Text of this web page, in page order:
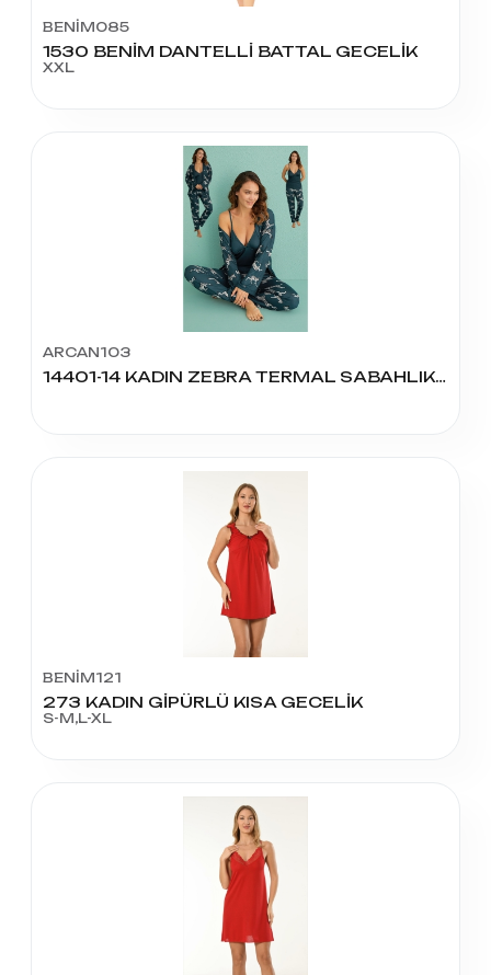
BENİM085
1530 BENİM DANTELLİ BATTAL GECELİK
XXL
ARCAN103
14401-14 KADIN ZEBRA TERMAL SABAHLIK ÜÇLÜ TK
BENİM121
273 KADIN GİPÜRLÜ KISA GECELİK
S-M,L-XL